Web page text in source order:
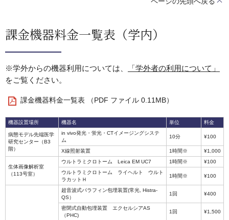
課金機器料金一覧表（学内）
※学外からの機器利用については、
「学外者の利用について」
をご覧ください。
課金機器料金一覧表 （PDF ファイル 0.11MB）
機器設置場所 機器名 単位 料金
病態モデル先端医学
研究センター（B3
階）
in vivo発光・蛍光・CTイメージングシステ
ム
10分 ¥100
X線照射装置 1時間※ ¥1,000
生体画像解析室
（113号室）
ウルトラミクロトーム Leica EM UC7 1時間※
¥100
ウルトラミクロトーム ライヘルト ウルト
ラカットＨ
1時間※ ¥100
超音波式パラフィン包埋装置(常光, Histra-
QS）
1回 ¥400
密閉式自動包埋装置 エクセルシアAS
（PHC)
1回 ¥1,500